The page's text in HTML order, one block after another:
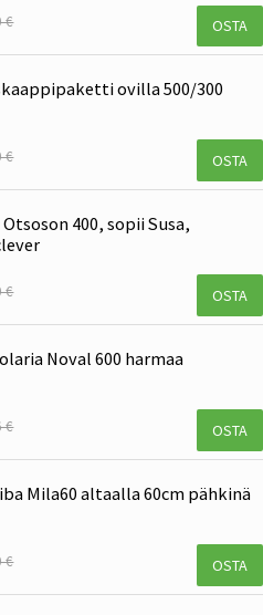
€ OSTA
ovilla 500/300
€ OSTA
400, sopii Susa,
€ OSTA
Noval 600 harmaa
€ OSTA
Mila60 altaalla 60cm pähkinä
€ OSTA